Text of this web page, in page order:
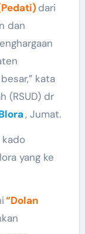
dari
dan
kata
(RSUD) dr
, Jumat.
kado
yang ke
“Dolan